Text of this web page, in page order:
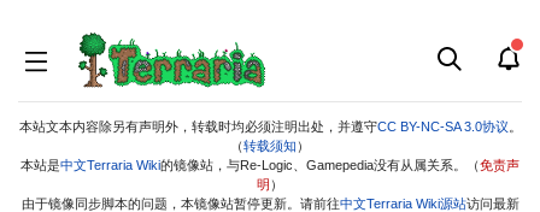
本站文本内容除另有声明外，转载时均必须注明出处，并遵守CC BY-NC-SA 3.0协议
（转载须知 ）
本站是中文Terraria Wiki的镜像站，与Re-Logic、Gamepedia没有从属关系。（免责声
明 ）
由于镜像同步脚本的问题，本镜像站暂停更新。请前往中文Terraria Wiki源站访问最新